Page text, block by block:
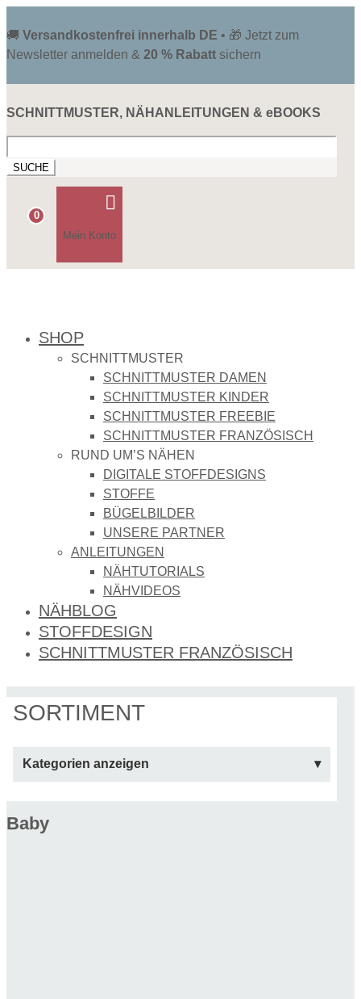
🚚 Versandkostenfrei innerhalb DE • 🎁 Jetzt zum
Newsletter anmelden & 20 % Rabatt sichern
SCHNITTMUSTER, NÄHANLEITUNGEN & eBOOKS
nach:
0

Mein Konto
SHOP
SCHNITTMUSTER
SCHNITTMUSTER DAMEN
SCHNITTMUSTER KINDER
SCHNITTMUSTER FREEBIE
SCHNITTMUSTER FRANZÖSISCH
RUND UM’S NÄHEN
DIGITALE STOFFDESIGNS​
STOFFE
BÜGELBILDER
UNSERE PARTNER
ANLEITUNGEN
NÄHTUTORIALS
NÄHVIDEOS
NÄHBLOG
STOFFDESIGN
SCHNITTMUSTER FRANZÖSISCH
SORTIMENT
Kategorien anzeigen
Baby